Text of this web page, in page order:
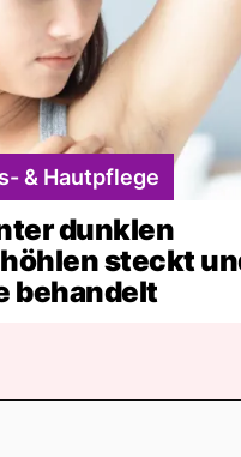
& Hautpflege
dunklen
steckt
behandelt